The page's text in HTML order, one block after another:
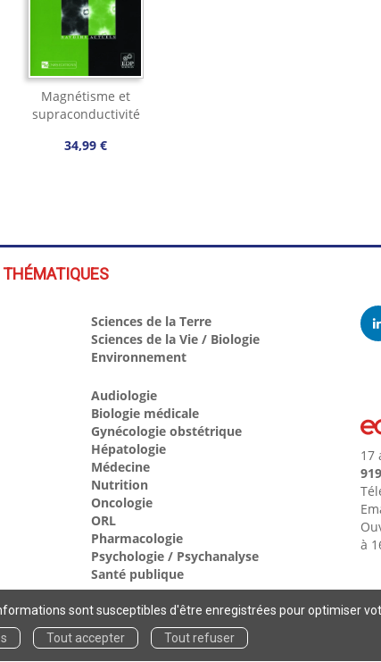
sont susceptibles d'être enregistrées pour optimiser
Tout accepter Tout refuser
Magnétisme et
supraconductivité
34,99 €
Sciences de la Terre
Sciences de la Vie / Biologie
Environnement
Audiologie
Biologie médicale
Gynécologie obstétrique
Hépatologie
Médecine
Nutrition
Oncologie
ORL
Pharmacologie
Psychologie / Psychanalyse
Santé publique
17
à